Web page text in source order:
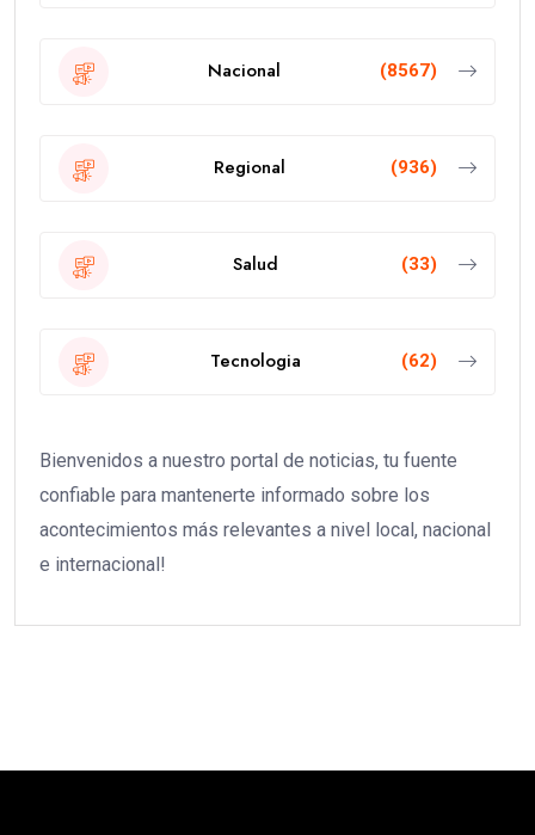
Nacional (8567)
Regional (936)
Salud (33)
Tecnologia (62)
Bienvenidos a nuestro portal de noticias, tu fuente
confiable para mantenerte informado sobre los
acontecimientos más relevantes a nivel local, nacional
e internacional!